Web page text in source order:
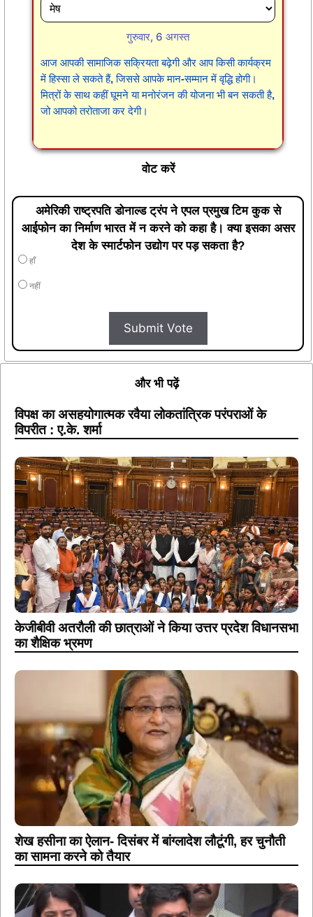
गुरुवार, 6 अगस्त
आज आपकी सामाजिक सक्रियता बढ़ेगी और आप किसी कार्यक्रम
में हिस्सा ले सकते हैं, जिससे आपके मान-सम्मान में वृद्धि होगी।
मित्रों के साथ कहीं घूमने या मनोरंजन की योजना भी बन सकती है,
जो आपको तरोताजा कर देगी।
वोट करें
अमेरिकी राष्ट्रपति डोनाल्ड ट्रंप ने एपल प्रमुख टिम कुक से
आईफोन का निर्माण भारत में न करने को कहा है। क्या इसका असर
देश के स्मार्टफोन उद्योग पर पड़ सकता है?
हाँ
नहीं
Submit Vote
और भी पढ़ें
विपक्ष का असहयोगात्मक रवैया लोकतांत्रिक परंपराओं के
विपरीत : ए.के. शर्मा
केजीबीवी अतरौली की छात्राओं ने किया उत्तर प्रदेश विधानसभा
का शैक्षिक भ्रमण
शेख हसीना का ऐलान- दिसंबर में बांग्लादेश लौटूंगी, हर चुनौती
का सामना करने को तैयार